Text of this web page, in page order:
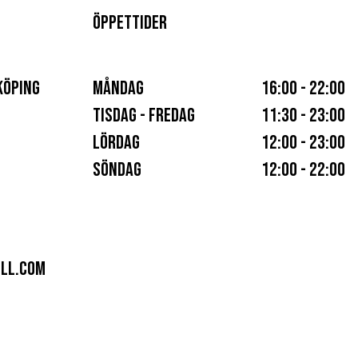
ÖPPETTIDER
MÅNDAG
16:00 - 22:00
TISDAG - FREDAG
11:30 - 23:00
LÖRDAG
12:00 - 23:00
SÖNDAG
12:00 - 22:00